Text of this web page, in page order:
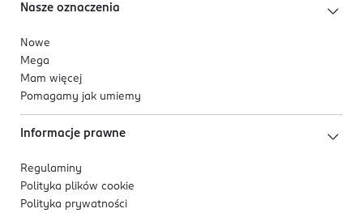
Nasze oznaczenia
Nowe
Mega
Mam więcej
Pomagamy jak umiemy
Informacje prawne
Regulaminy
Polityka plików cookie
Polityka prywatności